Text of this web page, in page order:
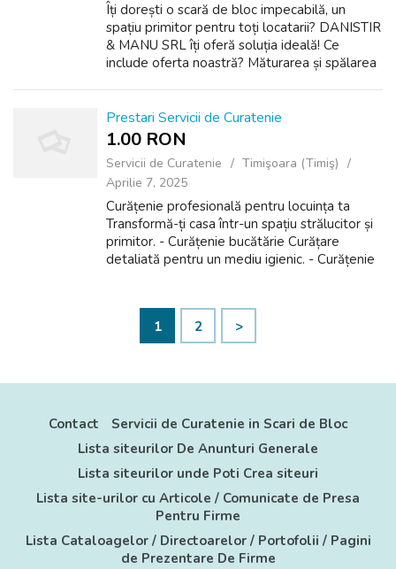
Îți dorești o scară de bloc impecabilă, un
spațiu primitor pentru toți locatarii? DANISTIR
& MANU SRL îți oferă soluția ideală! Ce
include oferta noastră? Măturarea și spălarea
Prestari Servicii de Curatenie
1.00 RON
Servicii de Curatenie
Timişoara (Timiş)
Aprilie 7, 2025
Curățenie profesională pentru locuința ta
Transformă-ți casa într-un spațiu strălucitor și
primitor. - Curățenie bucătărie Curățare
detaliată pentru un mediu igienic. - Curățenie
1
2 >
Contact
Servicii de Curatenie in Scari de Bloc
Lista siteurilor De Anunturi Generale
Lista siteurilor unde Poti Crea siteuri
Lista site-urilor cu Articole / Comunicate de Presa
Pentru Firme
Lista Cataloagelor / Directoarelor / Portofolii / Pagini
de Prezentare De Firme